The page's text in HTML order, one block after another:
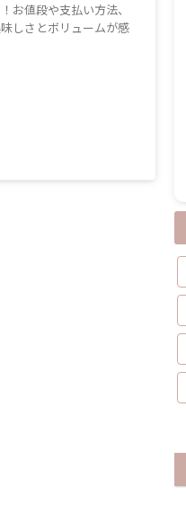
お値段や支払い方法、
しさとボリュームが感